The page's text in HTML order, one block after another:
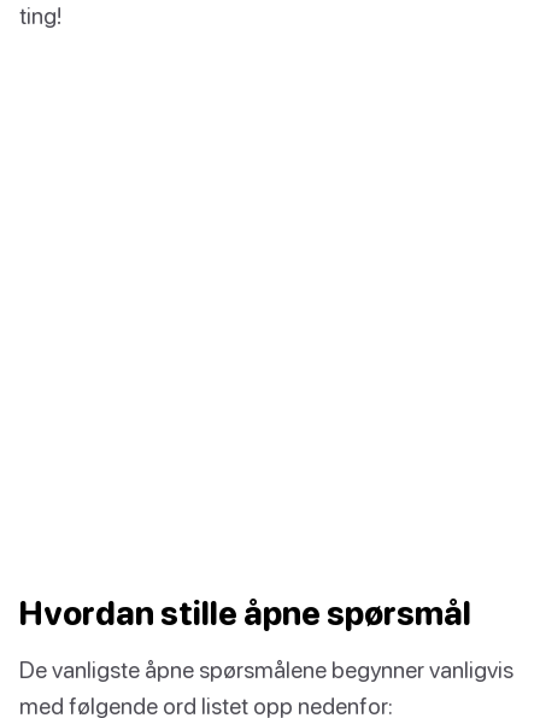
ting!
Hvordan stille åpne spørsmål
De vanligste åpne spørsmålene begynner vanligvis
med følgende ord listet opp nedenfor: